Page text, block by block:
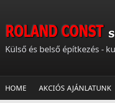
Külső és belső építkezés -
HOME AKCIÓS AJÁNLATUNK